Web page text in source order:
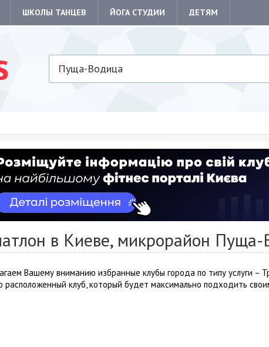
ШКОЛЫ ТАНЦЕВ ЙОГА СТУДИИ ДЕТЯМ
Пуща-Водица
в Киеве, микрорайон Пуща-
Вашему вниманию избранные клубы города по типу услуги
расположенный клуб, который будет максимально подходить